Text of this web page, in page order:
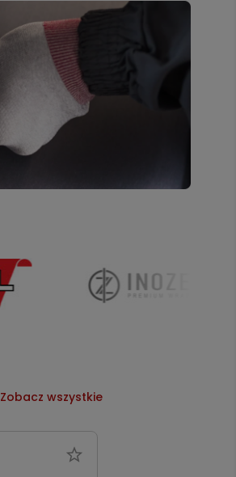
Zobacz wszystkie